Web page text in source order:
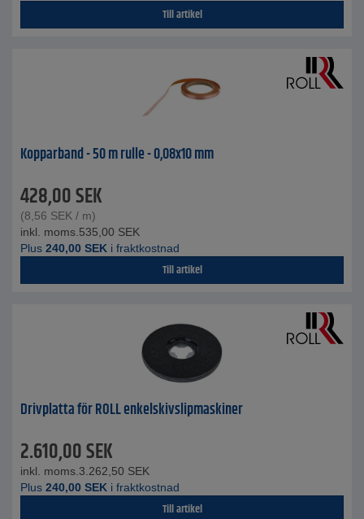
Till artikel
Kopparband - 50 m rulle - 0,08x10 mm
428,00SEK
(8,56 SEK / m)
inkl. moms. 535,00 SEK
Plus 240,00 SEK i fraktkostnad
Till artikel
Drivplatta för ROLL enkelskivslipmaskiner
2.610,00SEK
inkl. moms. 3.262,50 SEK
Plus 240,00 SEK i fraktkostnad
Till artikel